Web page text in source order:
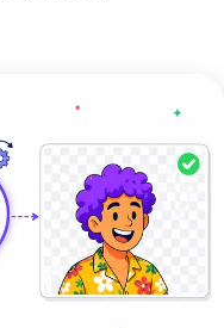
ya da
gelir,